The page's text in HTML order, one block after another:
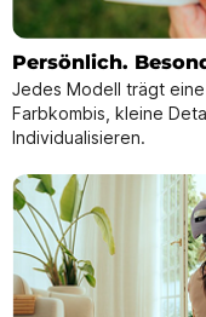
Persönlich.
Stickersheet.
Jedes Modell trägt
Farbkombis, kleine
Individualisieren.